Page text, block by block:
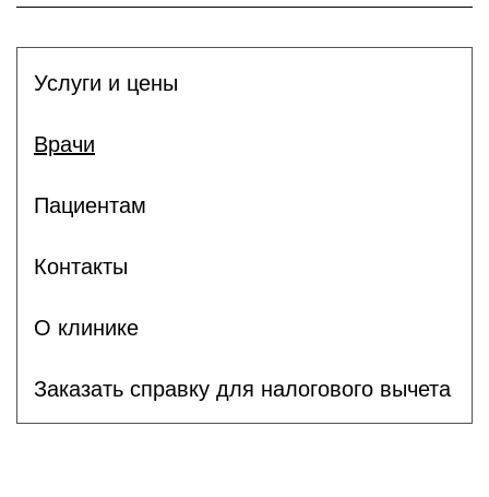
Услуги и цены
Врачи
Пациентам
Контакты
О клинике
Заказать справку для налогового вычета